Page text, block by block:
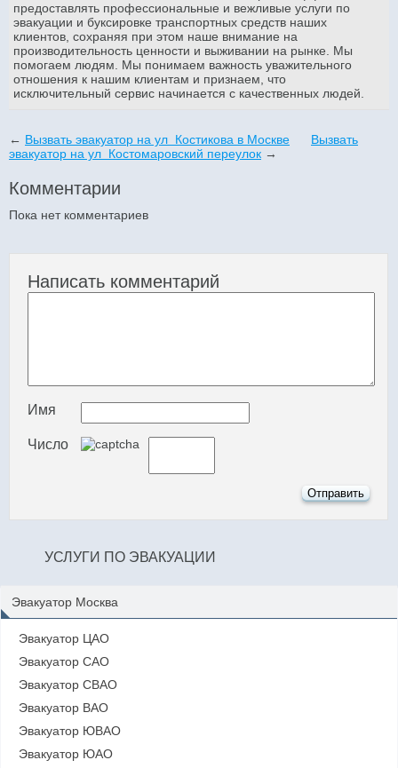
предоставлять профессиональные и вежливые услуги по
эвакуации и буксировке транспортных средств наших
клиентов, сохраняя при этом наше внимание на
производительность ценности и выживании на рынке. Мы
помогаем людям. Мы понимаем важность уважительного
отношения к нашим клиентам и признаем, что
исключительный сервис начинается с качественных людей.
← Вызвать эвакуатор на ул Костикова в Москве
Вызвать
эвакуатор на ул Костомаровский переулок →
Комментарии
Пока нет комментариев
Написать комментарий
Имя
Число
УСЛУГИ ПО ЭВАКУАЦИИ
Эвакуатор Москва
Эвакуатор ЦАО
Эвакуатор САО
Эвакуатор СВАО
Эвакуатор ВАО
Эвакуатор ЮВАО
Эвакуатор ЮАО